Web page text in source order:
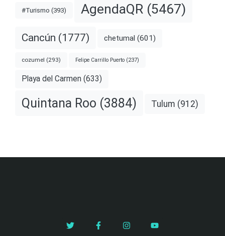
#Turismo (393) AgendaQR (5467)
Cancún (1777) chetumal (601)
cozumel (293) Felipe Carrillo Puerto (237)
Playa del Carmen (633)
Quintana Roo (3884) Tulum (912)